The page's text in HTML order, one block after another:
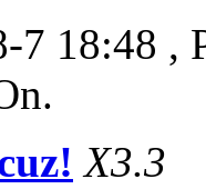
7 18:48 ,
X3.3